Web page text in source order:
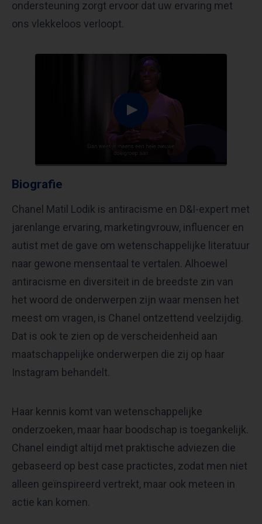
ondersteuning zorgt ervoor dat uw ervaring met
ons vlekkeloos verloopt.
Biografie
Chanel Matil Lodik is antiracisme en D&I-expert met
jarenlange ervaring, marketingvrouw, influencer en
autist met de gave om wetenschappelijke literatuur
naar gewone mensentaal te vertalen. Alhoewel
antiracisme en diversiteit in de breedste zin van
het woord de onderwerpen zijn waar mensen het
meest om vragen, is Chanel ontzettend veelzijdig.
Dat is ook te zien op de verscheidenheid aan
maatschappelijke onderwerpen die zij op haar
Instagram behandelt.
Haar kennis komt van wetenschappelijke
onderzoeken, maar haar boodschap is toegankelijk.
Chanel eindigt altijd met praktische adviezen die
gebaseerd op best case practictes, zodat men niet
alleen geïnspireerd vertrekt, maar ook meteen in
actie kan komen.